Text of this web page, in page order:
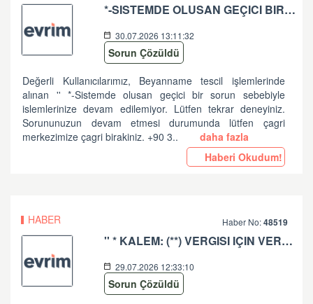
*-SISTEMDE OLUSAN GEÇICI BIR SORUN SEBEBIYLE ISLEMLERINIZE DEVAM EDILEMIYOR. LÜTFEN TEKRAR DENEYINIZ. SORUNUNUZUN DEVAM ETMESI DURUMUNDA LÜTFEN ÇAGRI MERKEZIMIZE ÇAGRI BIRAKINIZ. +90 312 444 84 82 '' HATASI HK
30.07.2026 13:11:32
Sorun Çözüldü
Değerli Kullanıcılarımız, Beyanname tescil işlemlerinde
alınan '' *-Sistemde olusan geçici bir sorun sebebiyle
islemlerinize devam edilemiyor. Lütfen tekrar deneyiniz.
Sorununuzun devam etmesi durumunda lütfen çagri
merkezimize çagri birakiniz. +90 3..
daha fazla
Haberi Okudum!
HABER Haber No:48519
'' * KALEM: (**) VERGISI IÇIN VERGI MATRAHI VE TUTARI ARASINDA UYUMSUZLUK VAR '' HATASI HK
29.07.2026 12:33:10
Sorun Çözüldü